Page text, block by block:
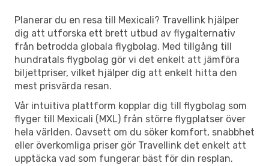
Planerar du en resa till Mexicali? Travellink hjälper
dig att utforska ett brett utbud av flygalternativ
från betrodda globala flygbolag. Med tillgång till
hundratals flygbolag gör vi det enkelt att jämföra
biljettpriser, vilket hjälper dig att enkelt hitta den
mest prisvärda resan.
Vår intuitiva plattform kopplar dig till flygbolag som
flyger till Mexicali (MXL) från större flygplatser över
hela världen. Oavsett om du söker komfort, snabbhet
eller överkomliga priser gör Travellink det enkelt att
upptäcka vad som fungerar bäst för din resplan.